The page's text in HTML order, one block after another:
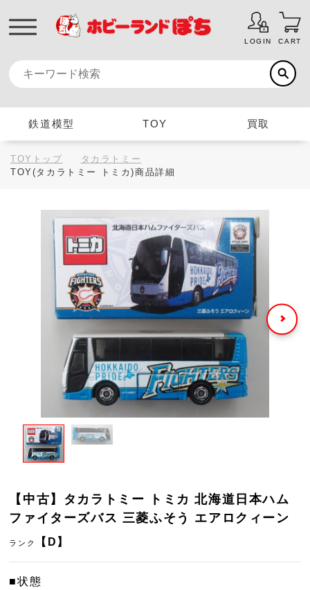
LOGIN CART
鉄道模型 TOY 買取
TOYトップ
タカラトミー
TOY(タカラトミー トミカ)商品詳細
【中古】タカラトミー トミカ 北海道日本ハム
ファイターズバス 三菱ふそう エアロクィーン
ランク 【D】
■状態